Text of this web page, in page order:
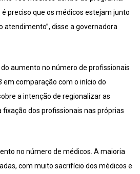
é preciso que os médicos estejam junto
atendimento”, disse a governadora
aumento no número de profissionais
em comparação com o início do
a intenção de regionalizar as
dos profissionais nas próprias
no número de médicos. A maioria
com muito sacrifício dos médicos e